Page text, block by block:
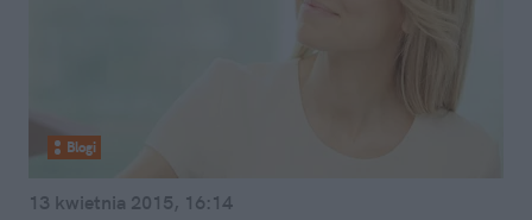
Blogi
13 kwietnia 2015, 16:14